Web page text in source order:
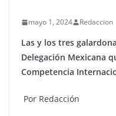
mayo 1, 2024 Redaccion
Las y los tres
Delegación Mexicana
Competencia
Por Redacción